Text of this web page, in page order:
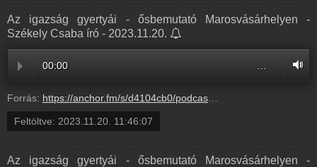
Az igazság gyertyái - ősbemutató Marosvásárhelyen -
Székely Csaba író - 2023.11.20.
00:00
Forrás: https://anchor.fm/s/d4104cb0/podcast/play/78880286/https%3A%2F%2Fd3ctxlq1ktw2nl.cloudfront.net%2Fstaging%2F2023-10-20%2F356373021-44100-2-70b7ab2f55c03.m4a
Feltöltve: 2023.11.20. 11:46:07
Az igazság gyertyái - ősbemutató Marosvásárhelyen -